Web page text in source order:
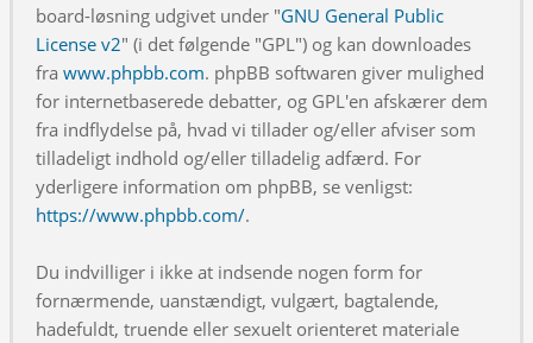
board-løsning udgivet under "GNU General Public
License v2" (i det følgende "GPL") og kan downloades
fra www.phpbb.com. phpBB softwaren giver mulighed
for internetbaserede debatter, og GPL'en afskærer dem
fra indflydelse på, hvad vi tillader og/eller afviser som
tilladeligt indhold og/eller tilladelig adfærd. For
yderligere information om phpBB, se venligst:
https://www.phpbb.com/.
Du indvilliger i ikke at indsende nogen form for
fornærmende, uanstændigt, vulgært, bagtalende,
hadefuldt, truende eller sexuelt orienteret materiale